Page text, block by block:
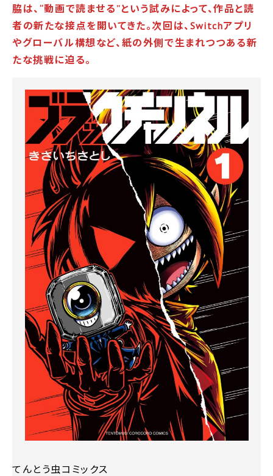
脇は、“動画で読ませる”という試みによって、作品と読
者の新たな接点を開いてきた。次回は、Switchアプリ
やグローバル構想など、紙の外側で生まれつつある新
たな挑戦に迫る。
てんとう虫コミックス